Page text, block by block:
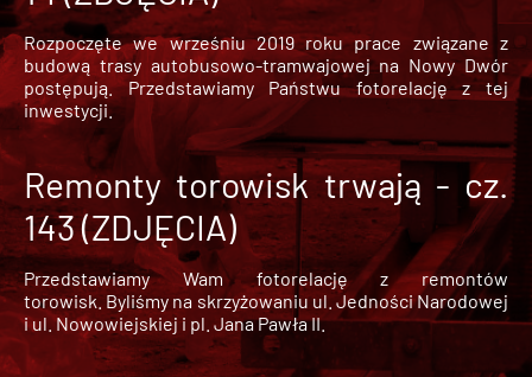
Rozpoczęte we wrześniu 2019 roku prace związane z
budową trasy autobusowo-tramwajowej na Nowy Dwór
postępują. Przedstawiamy Państwu fotorelację z tej
inwestycji.
Remonty torowisk trwają - cz.
143 (ZDJĘCIA)
Przedstawiamy Wam fotorelację z remontów
torowisk. Byliśmy na skrzyżowaniu ul. Jedności Narodowej
i ul. Nowowiejskiej i pl. Jana Pawła II.